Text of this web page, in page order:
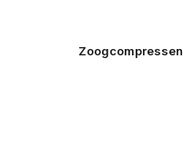
Zoogcompressen